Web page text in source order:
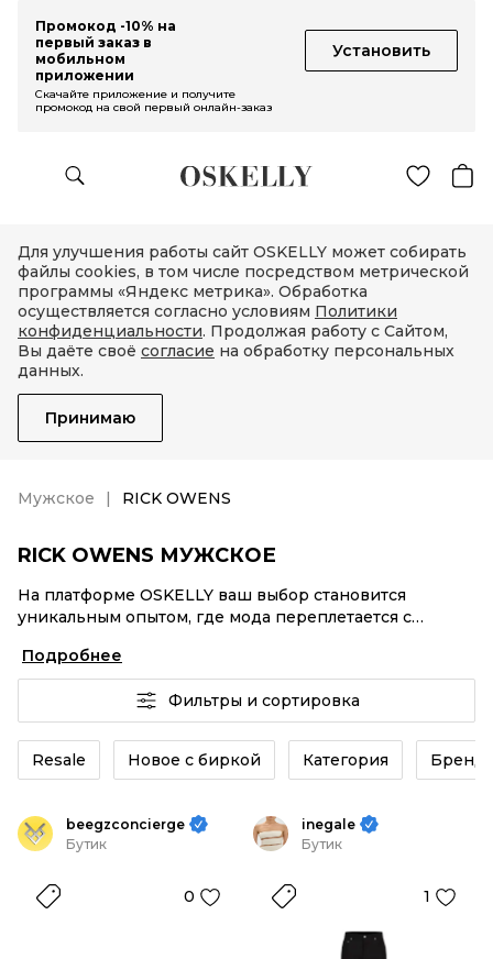
Промокод -10% на
первый заказ в
мобильном
приложении
Установить
Скачайте приложение и получите
промокод на свой первый онлайн-заказ
Для улучшения работы сайт OSKELLY может собирать
файлы cookies, в том числе посредством метрической
программы «Яндекс метрика». Обработка
осуществляется согласно условиям Политики
конфиденциальности. Продолжая работу с Сайтом,
Вы даёте своё согласие на обработку персональных
данных.
Принимаю
Мужское RICK OWENS
RICK OWENS МУЖСКОЕ
На платформе OSKELLY ваш выбор становится
уникальным опытом, где мода переплетается с
аутентификация каждого заказа – RICK OWENS
Мужское от селлеров OSKELLY с быстрой доставкой
по России. Ваш стиль не ждет, и мы тоже! Винтажные
изделия или RICK OWENS Мужское из новых
коллекций – заказывайте на сайте или в приложении
OSKELLY с целой экосистемой инструментов.
Подробнее
Фильтры и сортировка
Resale Новое с биркой Категория Бренд
beegzconcierge
Бутик
0
inegale
Бутик
1